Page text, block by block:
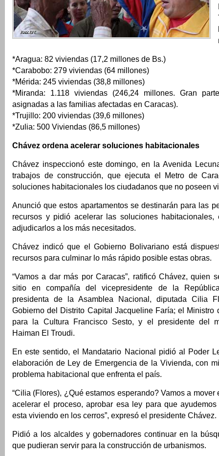
*Aragua: 82 viviendas (17,2 millones de Bs.)
*Carabobo: 279 viviendas (64 millones)
*Mérida: 245 viviendas (38,8 millones)
*Miranda: 1.118 viviendas (246,24 millones. Gran
asignadas a las familias afectadas en Caracas).
*Trujillo: 200 viviendas (39,6 millones)
*Zulia: 500 Viviendas (86,5 millones)
Chávez ordena acelerar soluciones habitacionales
Chávez inspeccionó este domingo, en la Avenida
trabajos de construcción, que ejecuta el Metro de
soluciones habitacionales los ciudadanos que no poseen
Anunció que estos apartamentos se destinarán para las
recursos y pidió acelerar las soluciones habitacionales,
adjudicarlos a los más necesitados.
Chávez indicó que el Gobierno Bolivariano está
recursos para culminar lo más rápido posible estas obras.
“Vamos a dar más por Caracas”, ratificó Chávez, quien
sitio en compañía del vicepresidente de la
presidenta de la Asamblea Nacional, diputada Cilia
Gobierno del Distrito Capital Jacqueline Faría; el Ministro
para la Cultura Francisco Sesto, y el presidente del
Haiman El Troudi.
En este sentido, el Mandatario Nacional pidió al Poder
elaboración de Ley de Emergencia de la Vivienda, con
problema habitacional que enfrenta el país.
“Cilia (Flores), ¿Qué estamos esperando? Vamos a mover
acelerar el proceso, aprobar esa ley para que
esta viviendo en los cerros”, expresó el presidente Chávez.
Pidió a los alcaldes y gobernadores continuar en la
que pudieran servir para la construcción de urbanismos.